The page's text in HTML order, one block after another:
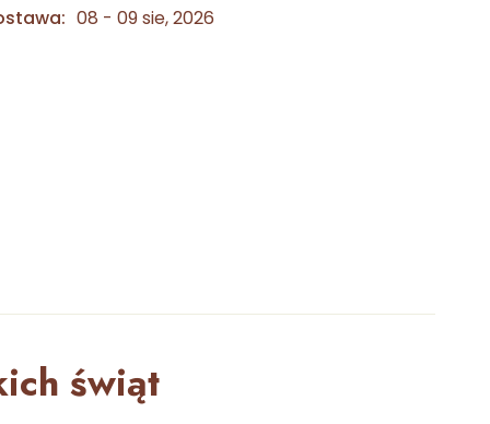
08 - 09 sie, 2026
świąt